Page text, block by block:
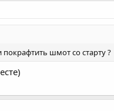
шмот со старту ?